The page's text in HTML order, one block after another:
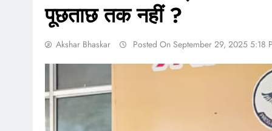
पूछताछ तक नहीं ?
Akshar Bhaskar Posted On September 29, 2025 5:18